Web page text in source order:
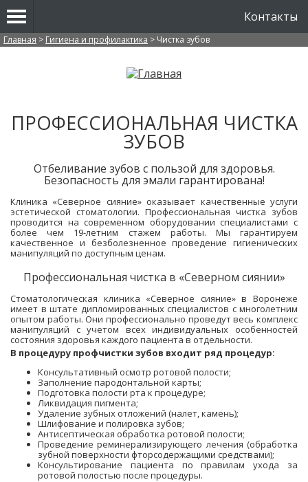
Контакты
Вы здесь
Главная > Гигиена и профилактика > Чистка зубов
ПРОФЕССИОНАЛЬНАЯ ЧИСТКА
ЗУБОВ
Отбеливание зубов с пользой для здоровья.
Безопасность для эмали гарантирована!
Клиника «Северное сияние» оказывает качественные услуги
эстетической стоматологии. Профессиональная чистка зубов
проводится на современном оборудовании специалистами с
более чем 19-летним стажем работы. Мы гарантируем
качественное и безболезненное проведение гигиенических
манипуляций по доступным ценам.
Профессиональная чистка в «Северном сиянии»
Стоматологическая клиника «Северное сияние» в Воронеже
имеет в штате дипломированных специалистов с многолетним
опытом работы. Они профессионально проведут весь комплекс
манипуляций с учетом всех индивидуальных особенностей
состояния здоровья каждого пациента в отдельности.
В процедуру профчистки зубов входит ряд процедур:
Консультативный осмотр ротовой полости;
Заполнение пародонтальной карты;
Подготовка полости рта к процедуре;
Ликвидация пигмента;
Удаление зубных отложений (налет, камень);
Шлифование и полировка зубов;
Антисептическая обработка ротовой полости;
Проведение реминерализирующего лечения (обработка
зубной поверхности фторсодержащими средствами);
Консультирование пациента по правилам ухода за
ротовой полостью после процедуры.